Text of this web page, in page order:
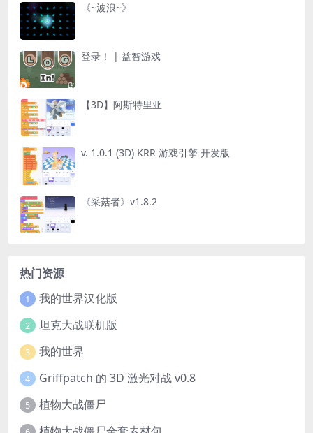
《~波浪~》
登录！ | 益智游戏
【3D】阿斯特里亚
v. 1.0.1 (3D) KRR 游戏引擎 开发版
《采菇者》v1.8.2
热门资源
1 我的世界汉化版
2 坦克大战联机版
3 我的世界
4 Griffpatch 的 3D 激光对战 v0.8
5 植物大战僵尸